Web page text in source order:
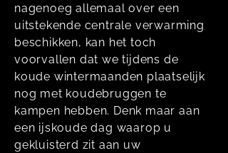
nagenoeg allemaal over een
uitstekende centrale verwarming
beschikken, kan het toch
voorvallen dat we tijdens de
koude wintermaanden plaatselijk
nog met koudebruggen te
kampen hebben. Denk maar aan
een ijskoude dag waarop u
gekluisterd zit aan uw